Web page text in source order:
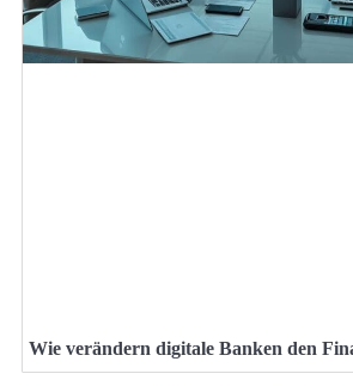
Wie verändern digitale Banken den